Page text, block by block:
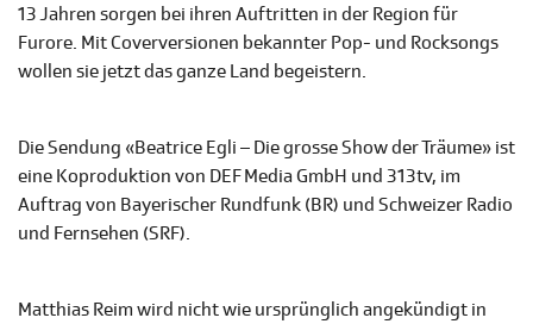
13 Jahren sorgen bei ihren Auftritten in der Region für
Furore. Mit Coverversionen bekannter Pop- und Rocksongs
wollen sie jetzt das ganze Land begeistern.
Die Sendung «Beatrice Egli – Die grosse Show der Träume» ist
eine Koproduktion von DEF Media GmbH und 313tv, im
Auftrag von Bayerischer Rundfunk (BR) und Schweizer Radio
und Fernsehen (SRF).
Matthias Reim wird nicht wie ursprünglich angekündigt in